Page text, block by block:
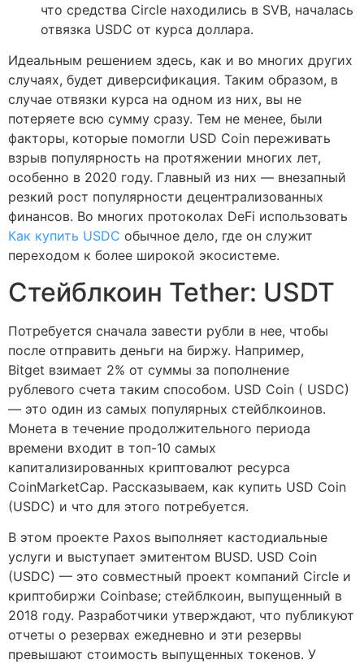
что средства Circle находились в SVB, началась
отвязка USDC от курса доллара.
Идеальным решением здесь, как и во многих других
случаях, будет диверсификация. Таким образом, в
случае отвязки курса на одном из них, вы не
потеряете всю сумму сразу. Тем не менее, были
факторы, которые помогли USD Coin переживать
взрыв популярность на протяжении многих лет,
особенно в 2020 году. Главный из них — внезапный
резкий рост популярности децентрализованных
финансов. Во многих протоколах DeFi использовать
Как купить USDC обычное дело, где он служит
переходом к более широкой экосистеме.
Стейблкоин Tether: USDT
Потребуется сначала завести рубли в нее, чтобы
после отправить деньги на биржу. Например,
Bitget взимает 2% от суммы за пополнение
рублевого счета таким способом. USD Coin ( USDC)
— это один из самых популярных стейблкоинов.
Монета в течение продолжительного периода
времени входит в топ-10 самых
капитализированных криптовалют ресурса
CoinMarketCap. Рассказываем, как купить USD Coin
(USDC) и что для этого потребуется.
В этом проекте Paxos выполняет кастодиальные
услуги и выступает эмитентом BUSD. USD Coin
(USDC) — это совместный проект компаний Circle и
криптобиpжи Coinbase; стейблкоин, выпущенный в
2018 году. Разработчики утверждают, что публикуют
отчеты о резервах ежедневно и эти резервы
превышают стоимость выпущенных токенов. У